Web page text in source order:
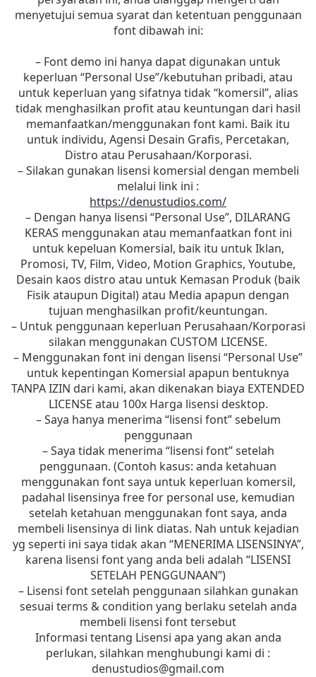
menyetujui semua syarat dan ketentuan penggunaan
font dibawah ini:
– Font demo ini hanya dapat digunakan untuk
keperluan “Personal Use”/kebutuhan pribadi, atau
untuk keperluan yang sifatnya tidak “komersil”, alias
tidak menghasilkan profit atau keuntungan dari hasil
memanfaatkan/menggunakan font kami. Baik itu
untuk individu, Agensi Desain Grafis, Percetakan,
Distro atau Perusahaan/Korporasi.
– Silakan gunakan lisensi komersial dengan membeli
melalui link ini :
https://denustudios.com/
– Dengan hanya lisensi “Personal Use”, DILARANG
KERAS menggunakan atau memanfaatkan font ini
untuk kepeluan Komersial, baik itu untuk Iklan,
Promosi, TV, Film, Video, Motion Graphics, Youtube,
Desain kaos distro atau untuk Kemasan Produk (baik
Fisik ataupun Digital) atau Media apapun dengan
tujuan menghasilkan profit/keuntungan.
– Untuk penggunaan keperluan Perusahaan/Korporasi
silakan menggunakan CUSTOM LICENSE.
– Menggunakan font ini dengan lisensi “Personal Use”
untuk kepentingan Komersial apapun bentuknya
TANPA IZIN dari kami, akan dikenakan biaya EXTENDED
LICENSE atau 100x Harga lisensi desktop.
– Saya hanya menerima “lisensi font” sebelum
penggunaan
– Saya tidak menerima “lisensi font” setelah
penggunaan. (Contoh kasus: anda ketahuan
menggunakan font saya untuk keperluan komersil,
padahal lisensinya free for personal use, kemudian
setelah ketahuan menggunakan font saya, anda
membeli lisensinya di link diatas. Nah untuk kejadian
yg seperti ini saya tidak akan “MENERIMA LISENSINYA”,
karena lisensi font yang anda beli adalah “LISENSI
SETELAH PENGGUNAAN”)
– Lisensi font setelah penggunaan silahkan gunakan
sesuai terms & condition yang berlaku setelah anda
membeli lisensi font tersebut
Informasi tentang Lisensi apa yang akan anda
perlukan, silahkan menghubungi kami di :
denustudios@gmail.com